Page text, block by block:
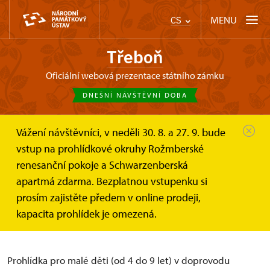
CS MENU
Třeboň
oficiální webová prezentace státního zámku
DNEŠNÍ NÁVŠTĚVNÍ DOBA
Vážení návštěvníci, v neděli 30. 8. a 27. 9. bude
vstup na prohlídkové okruhy Rožmberské
renesanční pokoje a Schwarzenberská
apartmá zdarma. Bezplatnou vstupenku si
prosím zajistěte předem v online prodeji,
kapacita prohlídek je omezená.
Třeboň
Informace pro návštěvníky
Prohlídkové okruhy
dětská prohlídka Na návštěvě u...
dětská prohlídka Na návštěvě
u paní kněžny (letní okruh)
Prohlídka pro malé děti (od 4 do 9 let) v doprovodu